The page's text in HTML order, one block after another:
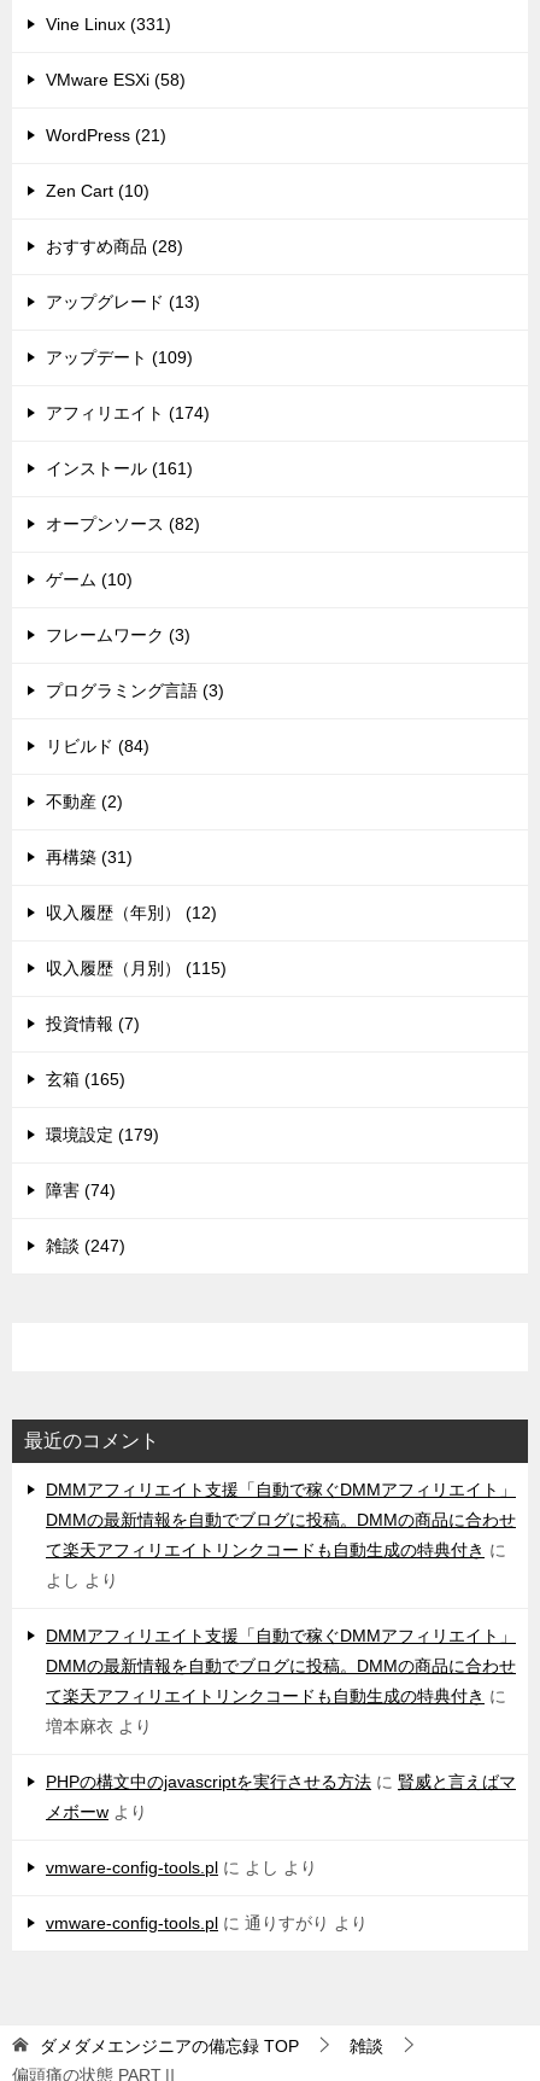
Vine Linux (331)
VMware ESXi (58)
WordPress (21)
Zen Cart (10)
おすすめ商品 (28)
アップグレード (13)
アップデート (109)
アフィリエイト (174)
インストール (161)
オープンソース (82)
ゲーム (10)
フレームワーク (3)
プログラミング言語 (3)
リビルド (84)
不動産 (2)
再構築 (31)
収入履歴（年別） (12)
収入履歴（月別） (115)
投資情報 (7)
玄箱 (165)
環境設定 (179)
障害 (74)
雑談 (247)
最近のコメント
DMMアフィリエイト支援「自動で稼ぐDMMアフィリエイト」
DMMの最新情報を自動でブログに投稿。DMMの商品に合わせ
て楽天アフィリエイトリンクコードも自動生成の特典付き に
よし より
DMMアフィリエイト支援「自動で稼ぐDMMアフィリエイト」
DMMの最新情報を自動でブログに投稿。DMMの商品に合わせ
て楽天アフィリエイトリンクコードも自動生成の特典付き に
増本麻衣 より
PHPの構文中のjavascriptを実行させる方法 に 賢威と言えばマ
メボーw より
vmware-config-tools.pl に よし より
vmware-config-tools.pl に 通りすがり より
ダメダメエンジニアの備忘録 TOP
雑談
偏頭痛の状態 PARTⅡ